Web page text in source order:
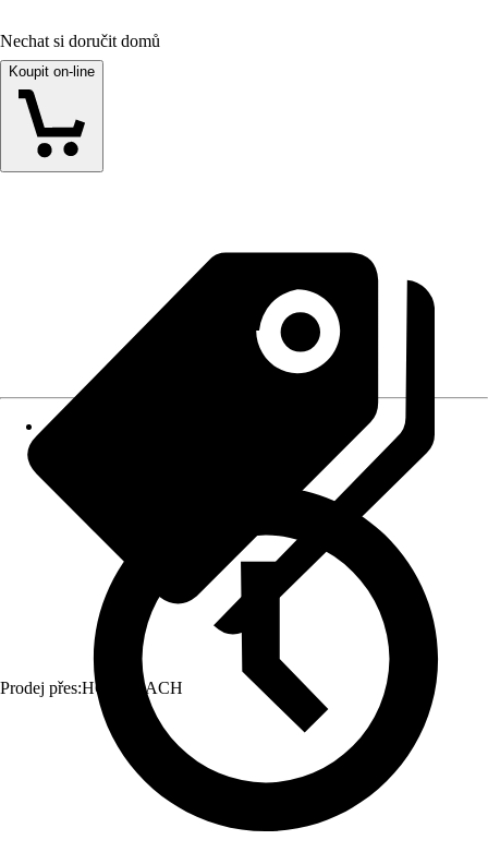
Nechat si doručit domů
Koupit on-line
Prodej přes:HORNBACH